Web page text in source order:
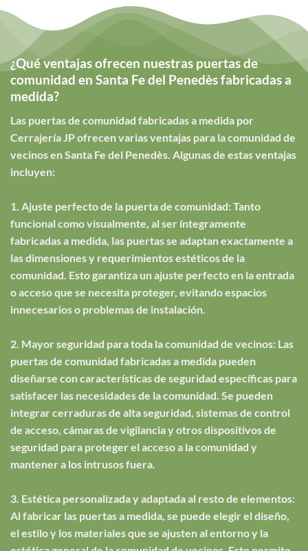
¿Qué ventajas ofrecen nuestras puertas de
comunidad en Santa Fe del Penedès fabricadas a
medida?
Las puertas de comunidad fabricadas a medida por
Cerrajería JP ofrecen varias ventajas para la comunidad de
vecinos en Santa Fe del Penedès. Algunas de estas ventajas
incluyen:
1. Ajuste perfecto de la puerta de comunidad: Tanto
funcional como visualmente, al ser íntegramente
fabricadas a medida, las puertas se adaptan exactamente a
las dimensiones y requerimientos estéticos de la
comunidad. Esto garantiza un ajuste perfecto en la entrada
o acceso que se necesita proteger, evitando espacios
innecesarios o problemas de instalación.
2. Mayor seguridad para toda la comunidad de vecinos: Las
puertas de comunidad fabricadas a medida pueden
diseñarse con características de seguridad específicas para
satisfacer las necesidades de la comunidad. Se pueden
integrar cerraduras de alta seguridad, sistemas de control
de acceso, cámaras de vigilancia y otros dispositivos de
seguridad para proteger el acceso a la comunidad y
mantener a los intrusos fuera.
3. Estética personalizada y adaptada al resto de elementos:
Al fabricar las puertas a medida, se puede elegir el diseño,
el estilo y los materiales que se ajusten al entorno y la